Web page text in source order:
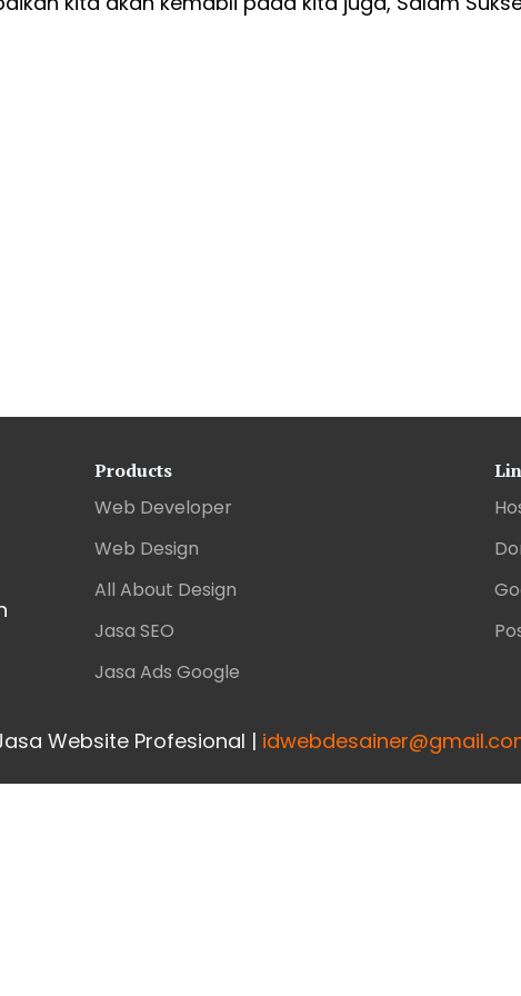
Products
Web Developer
Web Design
All About Design
Jasa SEO
Jasa Ads Google
Website Profesional |